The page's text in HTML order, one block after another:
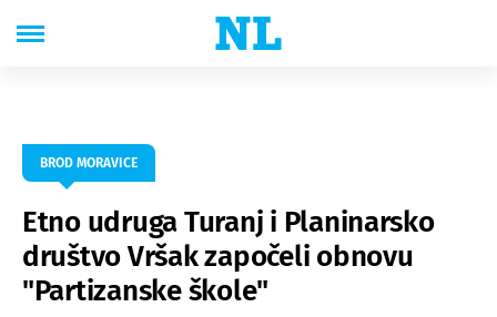
BROD MORAVICE
Etno udruga Turanj i Planinarsko
društvo Vršak započeli obnovu
"Partizanske škole"